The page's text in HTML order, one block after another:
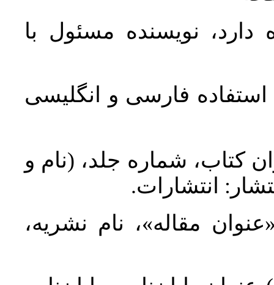
نویسنده مسئول با
استفاده فارسی و انگلیسی
کتاب، شماره جلد، (نام و
انتشارات.
مقاله»، نام نشریه،